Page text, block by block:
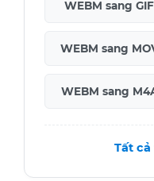
WEBM sang GIF
WEBM sang
WEBM sang
Tất